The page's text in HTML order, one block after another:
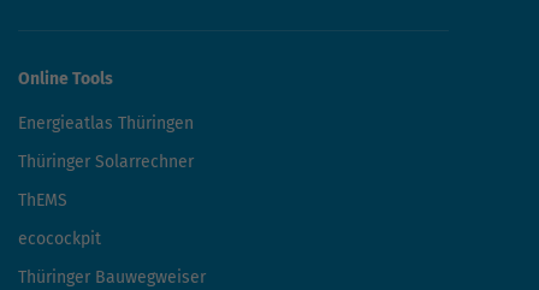
Online Tools
Energieatlas Thüringen
Thüringer Solarrechner
ThEMS
ecocockpit
Thüringer Bauwegweiser